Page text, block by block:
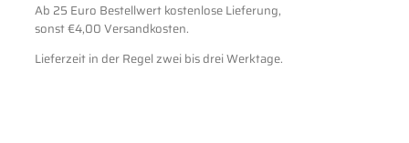
Ab 25 Euro Bestellwert kostenlose Lieferung,
sonst €4,00 Versandkosten.
Lieferzeit in der Regel zwei bis drei Werktage.